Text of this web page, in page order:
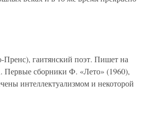
гаитянский поэт. Пишет на
сборники Ф. «Лето» (1960),
интеллектуализмом и некоторой